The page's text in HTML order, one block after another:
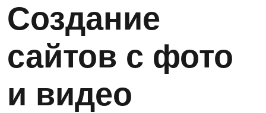
Создание
сайтов с фото
и видео